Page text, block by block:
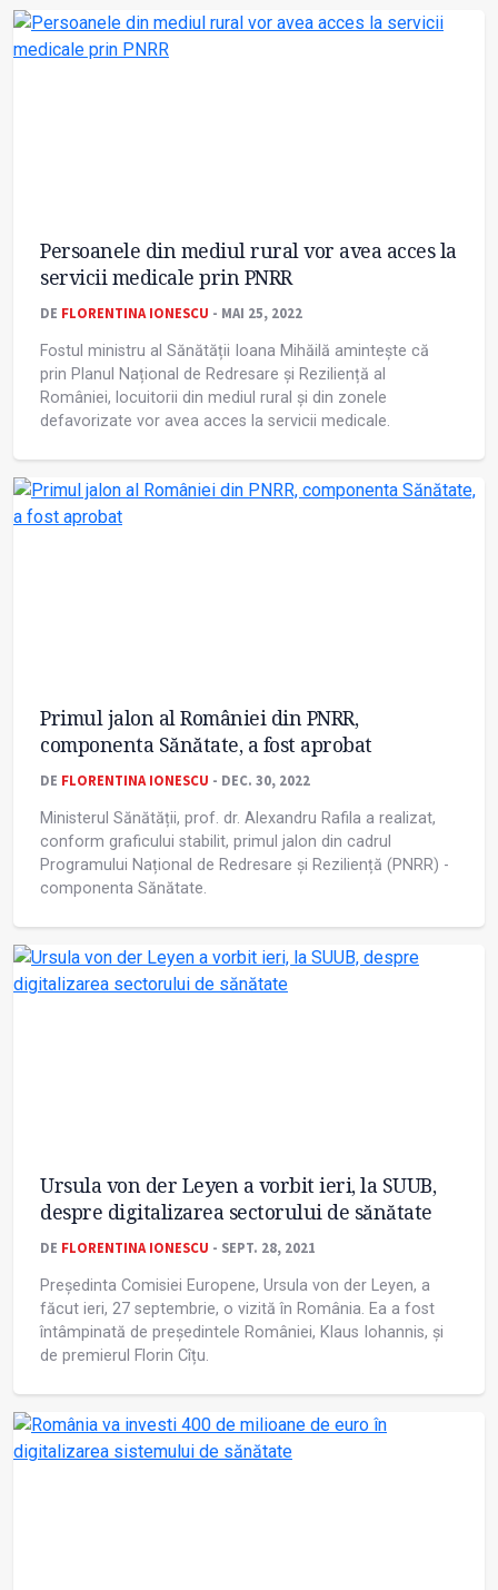
Persoanele din mediul rural vor avea acces la
servicii medicale prin PNRR
DE FLORENTINA IONESCU - MAI 25, 2022
Fostul ministru al Sănătății Ioana Mihăilă amintește că
prin Planul Național de Redresare și Reziliență al
României, locuitorii din mediul rural și din zonele
defavorizate vor avea acces la servicii medicale.
Primul jalon al României din PNRR,
componenta Sănătate, a fost aprobat
DE FLORENTINA IONESCU - DEC. 30, 2022
Ministerul Sănătății, prof. dr. Alexandru Rafila a realizat,
conform graficului stabilit, primul jalon din cadrul
Programului Național de Redresare și Reziliență (PNRR) -
componenta Sănătate.
Ursula von der Leyen a vorbit ieri, la SUUB,
despre digitalizarea sectorului de sănătate
DE FLORENTINA IONESCU - SEPT. 28, 2021
Președinta Comisiei Europene, Ursula von der Leyen, a
făcut ieri, 27 septembrie, o vizită în România. Ea a fost
întâmpinată de președintele României, Klaus Iohannis, și
de premierul Florin Cîțu.